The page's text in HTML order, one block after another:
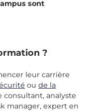
sont
?
leur carrière
ou de la
consultant, analyste
manager, expert en